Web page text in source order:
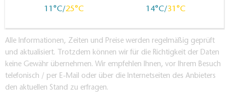
11 25 14 31
Alle Informationen, Zeiten und Preise werden regelmäßig geprüft
und aktualisiert. Trotzdem können wir für die Richtigkeit der Daten
keine Gewähr übernehmen. Wir empfehlen Ihnen, vor Ihrem Besuch
telefonisch / per E-Mail oder über die Internetseiten des Anbieters
den aktuellen Stand zu erfragen.